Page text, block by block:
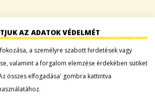
BEJEGYZÉSEK
AZ ADATOK VÉDELMÉT
a személyre szabott hirdetések vagy
valamint a forgalom elemzése érdekében sütiket
összes elfogadása' gombra kattintva